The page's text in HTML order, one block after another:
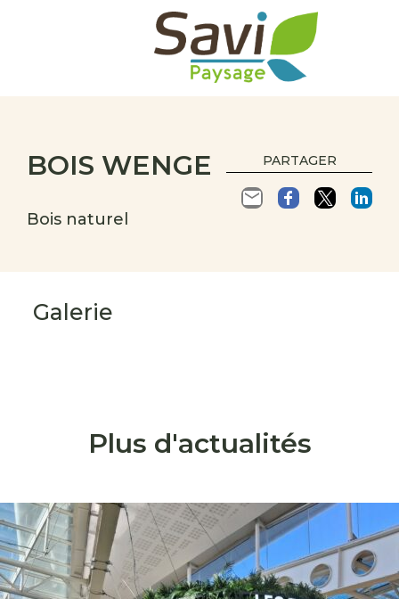
PARTAGER
BOIS WENGE
Bois naturel
Galerie
Plus d'actualités